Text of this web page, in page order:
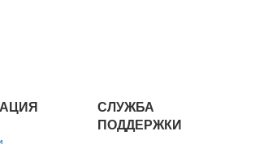
СЛУЖБА
ПОДДЕРЖКИ